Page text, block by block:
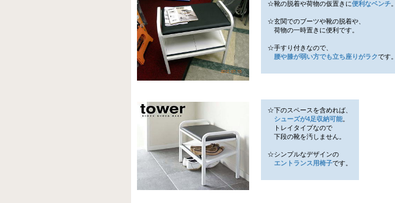
☆靴の脱着や荷物の仮置きに便利なベンチ
☆玄関でのブーツや靴の脱着や、
荷物の一時置きに便利です。
☆手すり付きなので、
腰や膝が弱い方でも立ち座りがラクです。
☆下のスペースを含めれば、
シューズが4足収納可能
トレイタイプなので
下段の靴を汚しません。
☆シンプルなデザインの
エントランス用椅子です。